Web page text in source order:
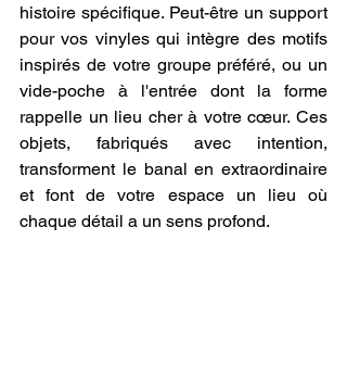
histoire spécifique. Peut-être un support
pour vos vinyles qui intègre des motifs
inspirés de votre groupe préféré, ou un
vide-poche à l'entrée dont la forme
rappelle un lieu cher à votre cœur. Ces
objets, fabriqués avec intention,
transforment le banal en extraordinaire
et font de votre espace un lieu où
chaque détail a un sens profond.